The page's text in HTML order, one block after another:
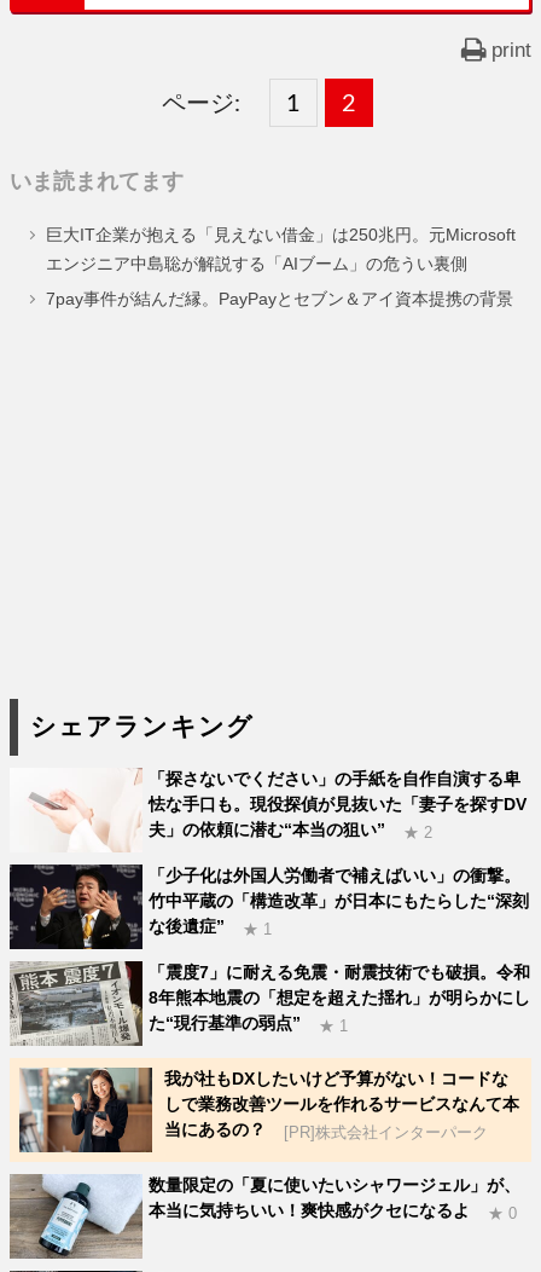
print
ページ:
固
ー
ジ
1 ,
固
ー
ジ
2
いま読まれてます
巨大IT企業が抱える「見えない借金」は250兆円。元Microsoft
エンジニア中島聡が解説する「AIブーム」の危うい裏側
7pay事件が結んだ縁。PayPayとセブン＆アイ資本提携の背景
シェアランキング
「探さないでください」の手紙を自作自演する卑
怯な手口も。現役探偵が見抜いた「妻子を探すDV
夫」の依頼に潜む“本当の狙い”
★ 2
「少子化は外国人労働者で補えばいい」の衝撃。
竹中平蔵の「構造改革」が日本にもたらした“深刻
な後遺症”
★ 1
「震度7」に耐える免震・耐震技術でも破損。令和
8年熊本地震の「想定を超えた揺れ」が明らかにし
た“現行基準の弱点”
★ 1
我が社もDXしたいけど予算がない！コードな
しで業務改善ツールを作れるサービスなんて本
当にあるの？
[PR]株式会社インターパーク
数量限定の「夏に使いたいシャワージェル」が、
本当に気持ちいい！爽快感がクセになるよ
★ 0